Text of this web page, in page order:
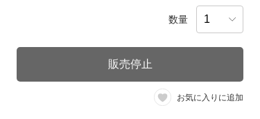
数量
販売停止
お気に入りに追加